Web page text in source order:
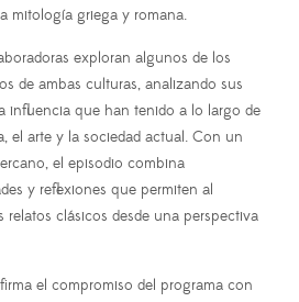
mitología griega y romana.
exploran algunos de los
de ambas culturas, analizando sus
influencia que han tenido a lo largo de
el arte y la sociedad actual. Con un
el episodio combina
y reflexiones que permiten al
relatos clásicos desde una perspectiva
el compromiso del programa con